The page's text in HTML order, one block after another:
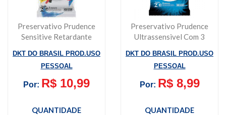
Preservativo Prudence
Sensitive Retardante
DKT DO BRASIL PROD.USO
PESSOAL
Por: R$ 10,99
QUANTIDADE
Preservativo Prudence
Ultrassensivel Com 3
DKT DO BRASIL PROD.USO
PESSOAL
Por: R$ 8,99
QUANTIDADE